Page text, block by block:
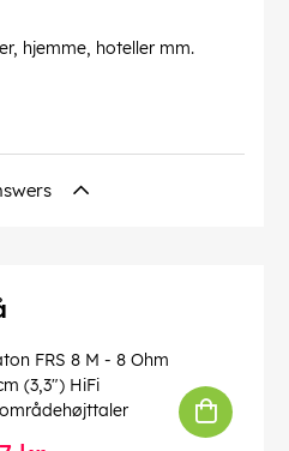
hjemme, hoteller mm.
FRS 8 M - 8 Ohm
(3,3") HiFi